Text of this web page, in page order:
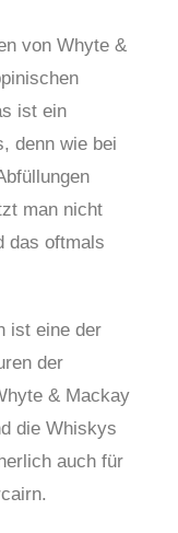
von Whyte &
ist ein
denn wie bei
man nicht
das oftmals
ist eine der
der
& Mackay
die Whiskys
auch für